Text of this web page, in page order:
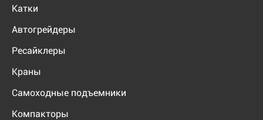
Катки
Автогрейдеры
Ресайклеры
Краны
Самоходные подъемники
Компакторы